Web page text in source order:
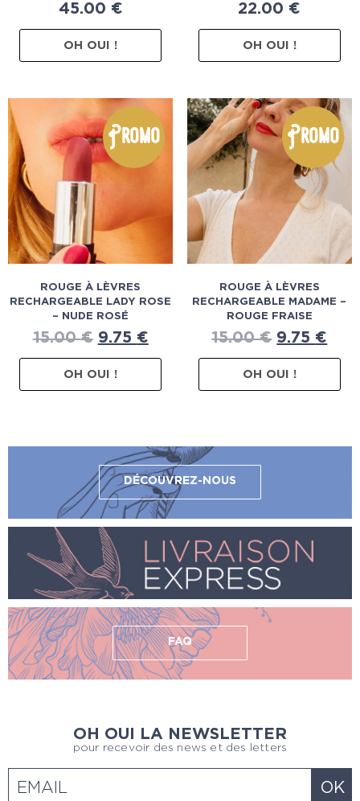
45.00 €
OH OUI !
22.00 €
OH OUI !
Promo
ROUGE À LÈVRES
RECHARGEABLE LADY ROSE
– NUDE ROSÉ
15.00€ 9.75 €
OH OUI !
Promo
ROUGE À LÈVRES
RECHARGEABLE MADAME –
ROUGE FRAISE
15.00€ 9.75 €
OH OUI !
DÉCOUVREZ-NOUS
FAQ
OH OUI LA NEWSLETTER
pour recevoir des news et des letters